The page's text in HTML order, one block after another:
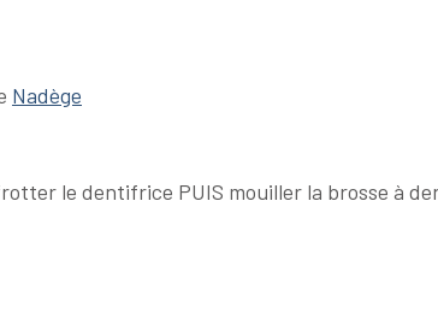
Nadège
le dentifrice PUIS mouiller la brosse à